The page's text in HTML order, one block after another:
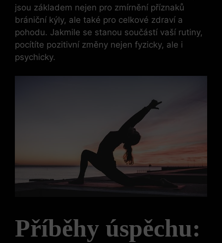
jsou základem nejen pro zmírnění příznaků
brániční kýly, ale také pro celkové zdraví a
pohodu. Jakmile se stanou součástí vaší rutiny,
pocítíte pozitivní změny nejen fyzicky, ale i
psychicky.
Příběhy úspěchu: